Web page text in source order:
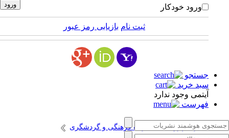
ورود خودکار
ثبت نام بازیابی رمز عبور
جستجو
سبد خرید
آیتمی وجود ندارد
فهرست
انتشارات پژوهشگاه میراث فرهنگی و گردشگری